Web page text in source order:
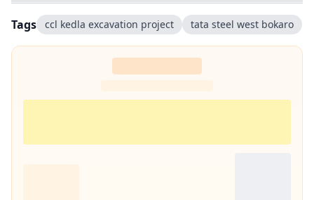
Tags ccl kedla excavation project tata steel west bokaro